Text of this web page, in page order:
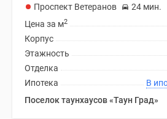
Проспект Ветеранов
24 мин.
Цена за м2
Корпус
Этажность
Отделка
Ипотека
Поселок таунхаусов «Таун Град»